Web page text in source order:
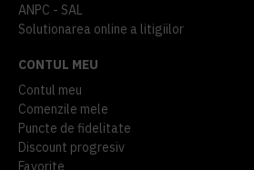
ANPC - SAL
Solutionarea online a litigiilor
CONTUL MEU
Contul meu
Comenzile mele
Puncte de fidelitate
Discount progresiv
Favorite